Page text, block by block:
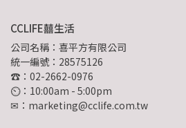
CCLIFE囍生活
公司名稱：喜平方有限公司
統一編號：28575126
☎：02-2662-0976
⏲︎：10:00am - 5:00pm
✉：marketing@cclife.com.tw